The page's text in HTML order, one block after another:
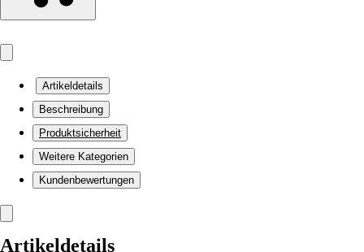
Artikeldetails
Beschreibung
Produktsicherheit
Weitere Kategorien
Kundenbewertungen
Artikeldetails